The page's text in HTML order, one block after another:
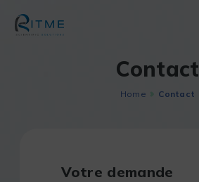
content
Contact
Home Contact
Votre demande